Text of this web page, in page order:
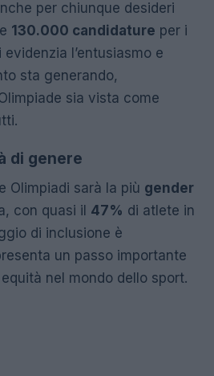
per chiunque desideri
130.000 candidature per i
l’entusiasmo e
sta generando,
sia vista come
di genere
Olimpiadi sarà la più gender
con quasi il 47% di atlete in
di inclusione è
un passo importante
nel mondo dello sport.